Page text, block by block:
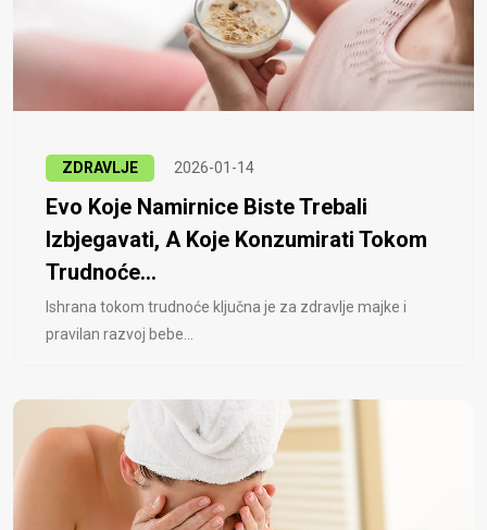
ZDRAVLJE 2026-01-14
Evo Koje Namirnice Biste Trebali
Izbjegavati, A Koje Konzumirati Tokom
Trudnoće...
Ishrana tokom trudnoće ključna je za zdravlje majke i
pravilan razvoj bebe...